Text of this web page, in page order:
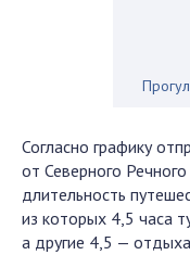
Согласно графику
от Северного
длительность
из которых 4,5 часа
а другие 4,5 —